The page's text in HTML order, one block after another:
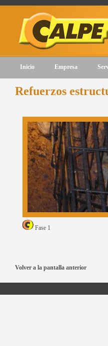
Inicio Empresa
Refuerzos
Fase 1
Volver a la pantalla anterior